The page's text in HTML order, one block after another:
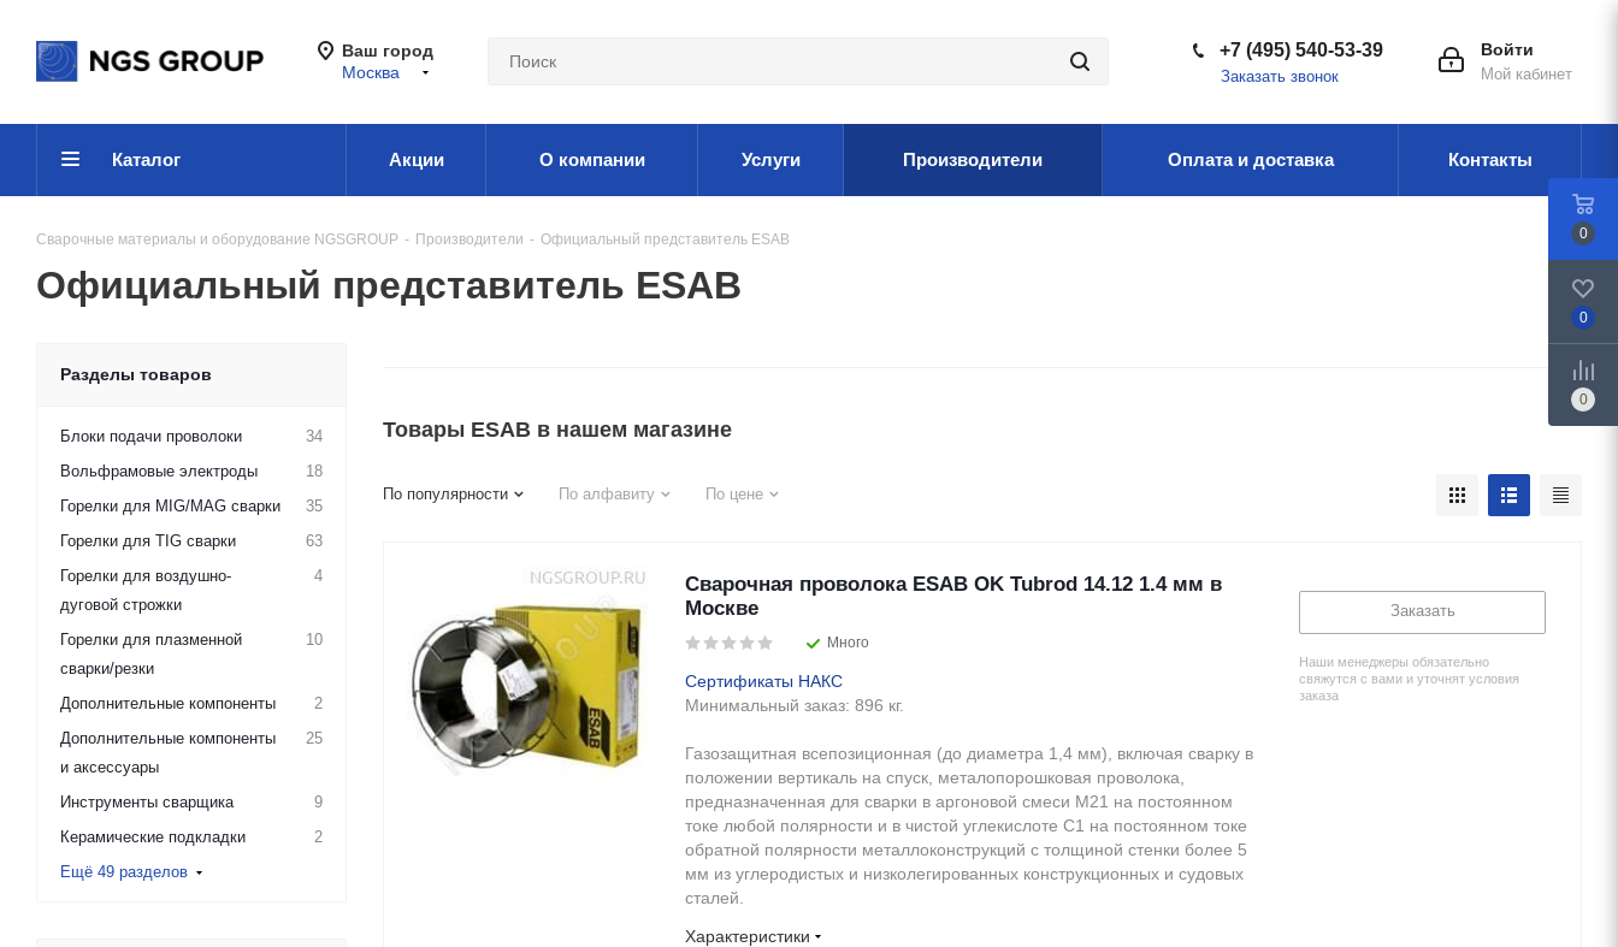
Ваш город
Москва
Войти
Мой кабинет
+7 (495) 540-53-39
Заказать звонок
Каталог Акции О компании Услуги Производители Оплата и доставка Контакты
Сварочные материалы и оборудование NGSGROUP - Производители - Официальный представитель ESAB
Официальный представитель ESAB
Товары ESAB в нашем магазине
По популярности По алфавиту По цене
Сварочная проволока ESAB OK Tubrod 14.12 1.4 мм в
Москве
Много
Сертификаты НАКС
Минимальный заказ: 896 кг.
Газозащитная всепозиционная (до диаметра 1,4 мм), включая сварку в
положении вертикаль на спуск, металопорошковая проволока,
предназначенная для сварки в аргоновой смеси М21 на постоянном
токе любой полярности и в чистой углекислоте С1 на постоянном токе
обратной полярности металлоконструкций с толщиной стенки более 5
мм из углеродистых и низколегированных конструкционных и судовых
сталей.
Характеристики
Заказать
Наши менеджеры обязательно
свяжутся с вами и уточнят условия
заказа
Разделы товаров
Блоки подачи проволоки
34
Вольфрамовые электроды
18
Горелки для MIG/MAG сварки
35
Горелки для TIG сварки
63
Горелки для воздушно-
дуговой строжки
4
Горелки для плазменной
сварки/резки
10
Дополнительные компоненты
2
Дополнительные компоненты
и аксессуары
25
Инструменты сварщика
9
Керамические подкладки
2
Ещё 49 разделов
0
0
0